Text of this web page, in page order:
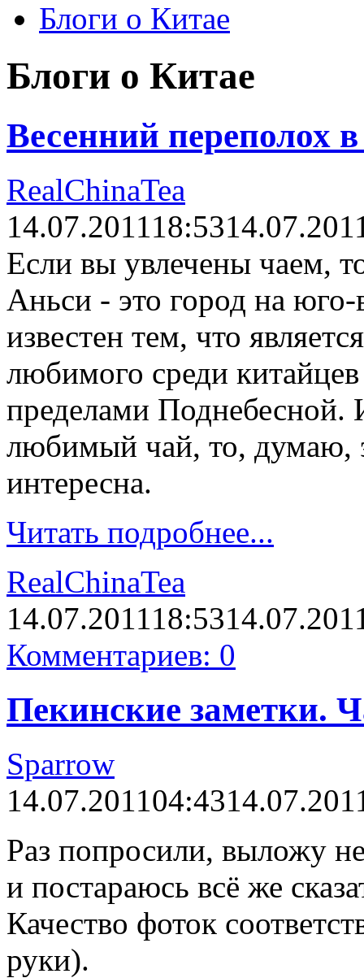
Блоги о Китае
Блоги о Китае
Весенний переполох
RealChinaTea
14.07.201118:53
Если вы увлечены чаем,
Аньси - это город на юго-
известен тем, что
любимого среди
пределами Поднебесной.
любимый чай, то, думаю,
интересна.
Читать подробнее...
RealChinaTea
14.07.201118:53
Комментариев: 0
Пекинские заметки.
Sparrow
14.07.2011 04:43
Раз попросили, выложу
и постараюсь всё же
Качество фоток
руки).